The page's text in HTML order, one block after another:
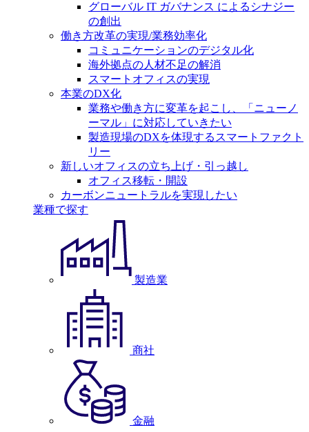
グローバル IT ガバナンス によるシナジー
の創出
働き方改革の実現/業務効率化
コミュニケーションのデジタル化
海外拠点の人材不足の解消
スマートオフィスの実現
本業のDX化
業務や働き方に変革を起こし、「ニューノ
ーマル」に対応していきたい
製造現場のDXを体現するスマートファクト
リー
新しいオフィスの立ち上げ・引っ越し
オフィス移転・開設
カーボンニュートラルを実現したい
業種で探す
製造業
商社
金融